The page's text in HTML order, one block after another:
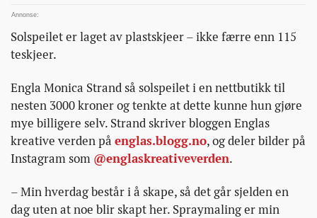
laget-
av/
Solspeilet er laget av plastskjeer – ikke færre enn 115
teskjeer.
Engla Monica Strand så solspeilet i en nettbutikk til
nesten 3000 kroner og tenkte at dette kunne hun gjøre
mye billigere selv. Strand skriver bloggen Englas
kreative verden på englas.blogg.no, og deler bilder på
Instagram som @englaskreativeverden.
– Min hverdag består i å skape, så det går sjelden en
dag uten at noe blir skapt her. Spraymaling er min